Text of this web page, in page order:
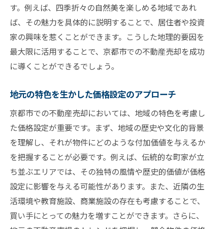
信頼できるエージェントの選び方
エージェントを通じた買い手との信頼構築
京都市の不動産市場を知ることで得られる交渉
の優位性
市場変動を踏まえた交渉のタイミング
競合状況を考慮した戦略的交渉術
地域特化型の情報がもたらす交渉の強み
京都市市場のトレンドを分析する方法
長期的視野での市場理解の利点
売却事例から学ぶ京都市での価格設定のポイン
ト
成功事例に見る価格設定の秘訣
失敗例から学ぶ避けるべき価格設定
す。例えば、四季折々の自然美を楽しめる地域であれ
ば、その魅力を具体的に説明することで、居住者や投資
家の興味を惹くことができます。こうした地理的要因を
最大限に活用することで、京都市での不動産売却を成功
に導くことができるでしょう。
地元の特色を生かした価格設定のアプローチ
京都市での不動産売却においては、地域の特色を考慮し
た価格設定が重要です。まず、地域の歴史や文化的背景
を理解し、それが物件にどのような付加価値を与えるか
を把握することが必要です。例えば、伝統的な町家が立
ち並ぶエリアでは、その独特の風情や歴史的価値が価格
設定に影響を与える可能性があります。また、近隣の生
活環境や教育施設、商業施設の存在も考慮することで、
買い手にとっての魅力を増すことができます。さらに、